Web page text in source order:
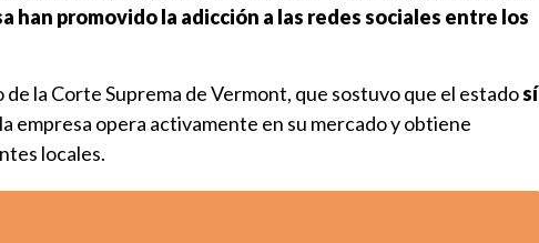
han promovido la adicción a las redes sociales entre los
la Corte Suprema de Vermont, que sostuvo que el estadosí
empresa opera activamente en su mercado y obtiene
locales.